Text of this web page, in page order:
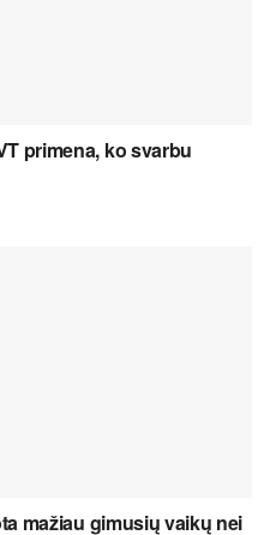
primena, ko svarbu
mažiau gimusių vaikų nei